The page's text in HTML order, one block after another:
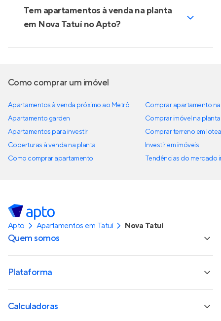
Tem apartamentos à venda na planta
em Nova Tatuí no Apto?
Como comprar um imóvel
Apartamentos à venda próximo ao Metrô
Apartamento garden
Apartamentos para investir
Coberturas à venda na planta
Como comprar apartamento
Comprar apartamento
Comprar imóvel na planta
Comprar terreno em
Investir em imóveis
Tendências do mercado
Apto Apartamentos em Tatuí Nova Tatuí
Quem somos
Plataforma
Calculadoras